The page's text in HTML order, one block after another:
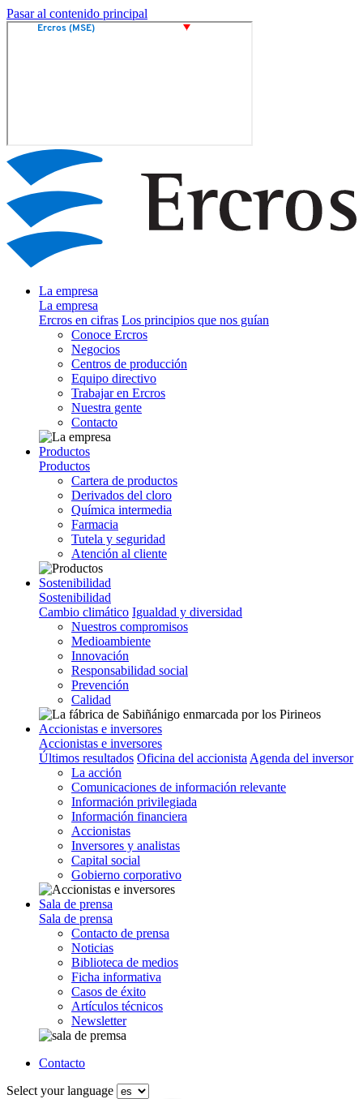
Pasar al contenido principal
La empresa
La empresa
Ercros en cifras Los principios que nos guían
Conoce Ercros
Negocios
Centros de producción
Equipo directivo
Trabajar en Ercros
Nuestra gente
Contacto
Productos
Productos
Cartera de productos
Derivados del cloro
Química intermedia
Farmacia
Tutela y seguridad
Atención al cliente
Sostenibilidad
Sostenibilidad
Cambio climático Igualdad y diversidad
Nuestros compromisos
Medioambiente
Innovación
Responsabilidad social
Prevención
Calidad
Accionistas e inversores
Accionistas e inversores
Últimos resultados Oficina del accionista Agenda del inversor
La acción
Comunicaciones de información relevante
Información privilegiada
Información financiera
Accionistas
Inversores y analistas
Capital social
Gobierno corporativo
Sala de prensa
Sala de prensa
Contacto de prensa
Noticias
Biblioteca de medios
Ficha informativa
Casos de éxito
Artículos técnicos
Newsletter
Contacto
Select your language